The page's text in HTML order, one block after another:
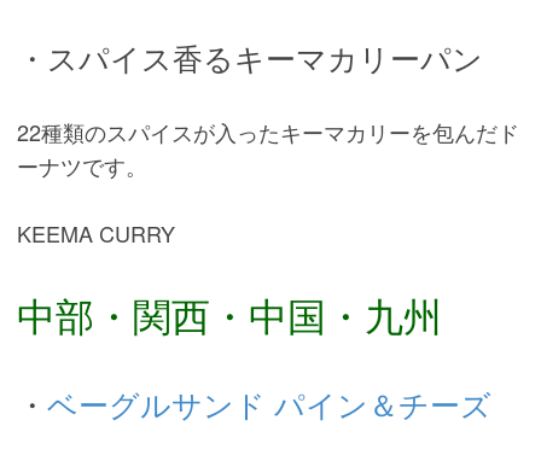
・スパイス香るキーマカリーパン
22種類のスパイスが入ったキーマカリーを包んだド
ーナツです。
KEEMA CURRY
中部・関西・中国・九州
・ ベーグルサンド パイン＆チーズ